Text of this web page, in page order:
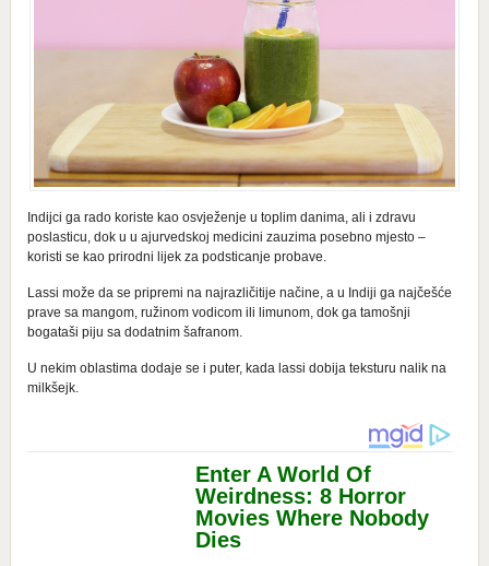
Indijci ga rado koriste kao osvježenje u toplim danima, ali i zdravu
poslasticu, dok u u ajurvedskoj medicini zauzima posebno mjesto –
koristi se kao prirodni lijek za podsticanje probave.
Lassi može da se pripremi na najrazličitije načine, a u Indiji ga najčešće
prave sa mangom, ružinom vodicom ili limunom, dok ga tamošnji
bogataši piju sa dodatnim šafranom.
U nekim oblastima dodaje se i puter, kada lassi dobija teksturu nalik na
milkšejk.